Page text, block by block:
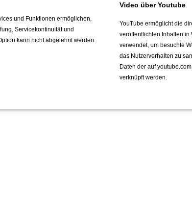
und Funktionen ermöglichen,
Servicekontinuität und
kann nicht abgelehnt werden.
Video über Youtube
YouTube ermöglicht die
veröffentlichten Inhalten in
verwendet, um besuchte
das Nutzerverhalten zu
Daten der auf
verknüpft werden.